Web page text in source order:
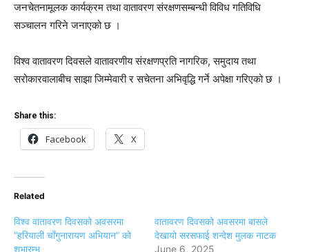
जनचेतनामूलक कार्यक्रम तथा वातावरण संरक्षणसम्बन्धी विविध गतिविधि
सञ्चालन गरिने जनाएको छ ।
विश्व वातावरण दिवसले वातावरणीय संरक्षणप्रति नागरिक, समुदाय तथा
सरोकारवालाबीच साझा जिम्मेवारी र सचेतना अभिवृद्धि गर्ने अपेक्षा गरिएको छ ।
Share this:
Facebook X
Related
विश्व वातावरण दिवसको अवसरमा
“हरियाली चाँगुनारायण अभियान” को
शुभारम्भ
वातावरण दिवसको अवसरमा बासले
देखायो सरसफाई शन्देश मुलक नाटक
June 6, 2025